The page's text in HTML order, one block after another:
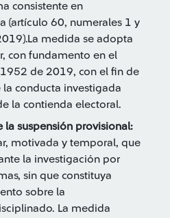
consistente en
(artículo 60, numerales 1 y
medida se adopta
con fundamento en el
de 2019, con el fin de
conducta investigada
la contienda electoral.
la suspensión provisional:
motivada y temporal, que
la investigación por
sin que constituya
sobre la
La medida